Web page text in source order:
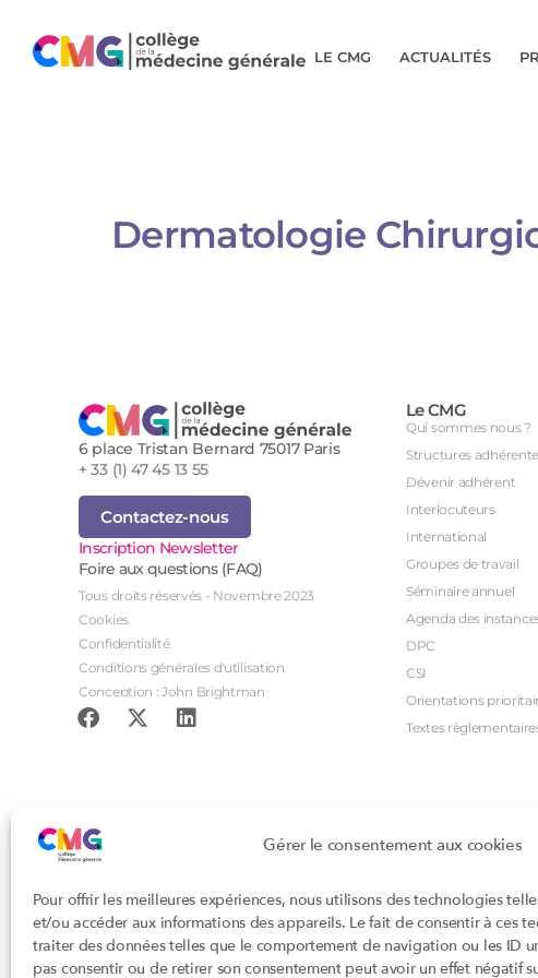
Gérer le consentement aux cookies
Pour offrir les meilleures expériences, nous utilisons des technologies
et/ou accéder aux informations des appareils. Le fait de consentir à ces
traiter des données telles que le comportement de navigation ou les ID
pas consentir ou de retirer son consentement peut avoir un effet négatif
LE CMG ACTUALITÉS
Dermatologie
6 place Tristan Bernard 75017 Paris
+ 33 (1) 47 45 13 55
Contactez-nous
Inscription Newsletter
Foire aux questions (FAQ)
Tous droits réservés - Novembre 2023
Cookies
Confidentialité
Conditions générales d'utilisation
Conception : John Brightman
Le CMG
Qui sommes nous ?
Structures
Dévenir adhérent
Interlocuteurs
International
Groupes de travail
Séminaire annuel
Agenda des
DPC
CSI
Orientations
Textes